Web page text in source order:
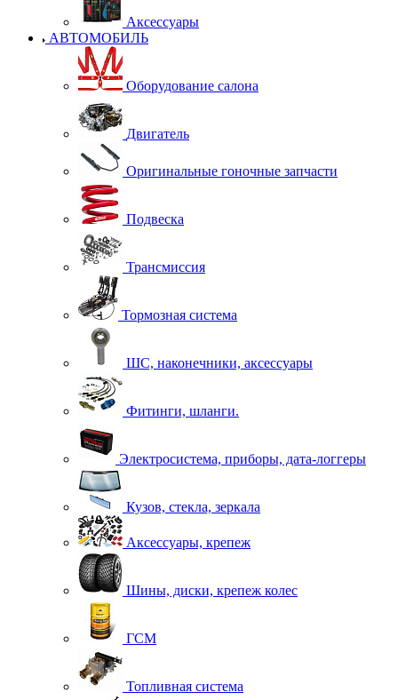
Аксессуары
АВТОМОБИЛЬ
Оборудование салона
Двигатель
Оригинальные гоночные запчасти
Подвеска
Трансмиссия
Тормозная система
ШС, наконечники, аксессуары
Фитинги, шланги.
Электросистема, приборы, дата-логгеры
Кузов, стекла, зеркала
Аксессуары, крепеж
Шины, диски, крепеж колес
ГСМ
Топливная система